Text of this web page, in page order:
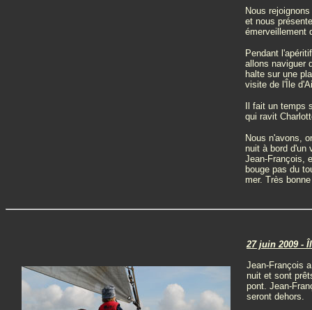
Nous
et nous
émerveillement
Pendant
allons naviguer
halte sur une
visite de l'Île
Il fait un temps
qui ravit
Nous n'avons,
nuit à bord
Jean-François,
bouge pas du
mer. Très
27 juin 2009 -
Jean-François
nuit et sont
pont. Jean-
seront dehors.